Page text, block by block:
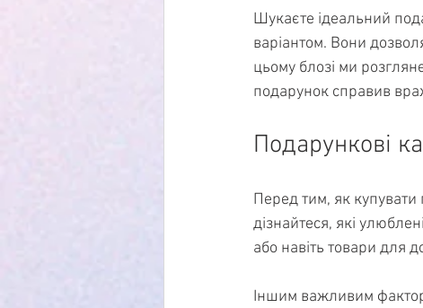
Шукаєте ідеальний
варіантом. Вони
цьому блозі ми
подарунок справив
Подарункові
Перед тим, як купувати
дізнайтеся, які
або навіть товари для
Іншим важливим